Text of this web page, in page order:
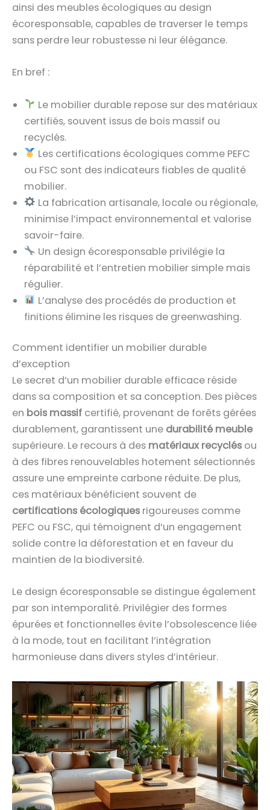
ainsi des meubles écologiques au design
écoresponsable, capables de traverser le temps
sans perdre leur robustesse ni leur élégance.
En bref :
Le mobilier durable repose sur des matériaux
certifiés, souvent issus de bois massif ou
recyclés.
Les certifications écologiques comme PEFC
ou FSC sont des indicateurs fiables de qualité
mobilier.
La fabrication artisanale, locale ou régionale,
minimise l’impact environnemental et valorise
savoir-faire.
Un design écoresponsable privilégie la
réparabilité et l’entretien mobilier simple mais
régulier.
L’analyse des procédés de production et
finitions élimine les risques de greenwashing.
Comment identifier un mobilier durable
d’exception
Le secret d’un mobilier durable efficace réside
dans sa composition et sa conception. Des pièces
en bois massif certifié, provenant de forêts gérées
durablement, garantissent une durabilité meuble
supérieure. Le recours à des matériaux recyclés ou
à des fibres renouvelables hotement sélectionnés
assure une empreinte carbone réduite. De plus,
ces matériaux bénéficient souvent de
certifications écologiques rigoureuses comme
PEFC ou FSC, qui témoignent d’un engagement
solide contre la déforestation et en faveur du
maintien de la biodiversité.
Le design écoresponsable se distingue également
par son intemporalité. Privilégier des formes
épurées et fonctionnelles évite l’obsolescence liée
à la mode, tout en facilitant l’intégration
harmonieuse dans divers styles d’intérieur.